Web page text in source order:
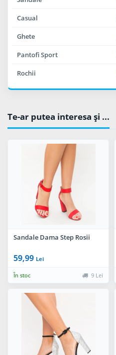
Casual
Ghete
Pantofi Sport
Rochii
Te-ar putea interesa şi ...
Sandale Dama Step Rosii
59,99 Lei
În stoc 9 Lei